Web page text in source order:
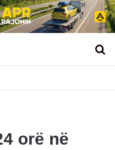
orë në